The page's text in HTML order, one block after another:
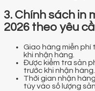
3. Chính sách in
2026 theo yêu
Giao hàng miễn
khi nhận hàng.
Được kiểm tra sản
trước khi nhận hàng.
Thời gian nhận
tùy vào số lượng